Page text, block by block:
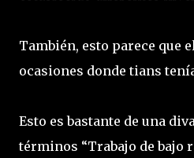
También, esto parece que
ocasiones donde tians
Esto es bastante de una
términos “Trabajo de bajo